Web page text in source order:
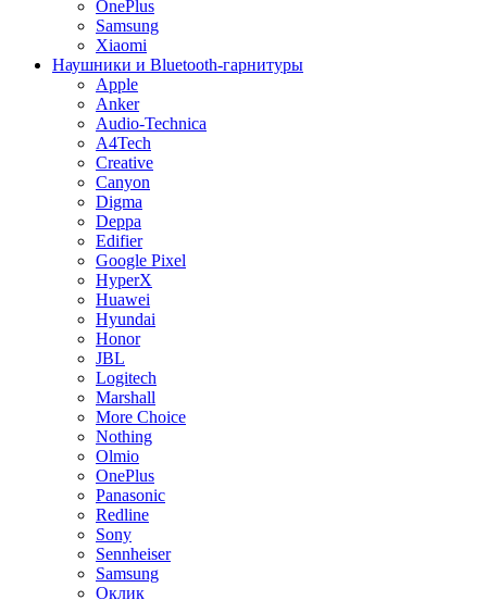
OnePlus
Samsung
Xiaomi
Наушники и Bluetooth-гарнитуры
Apple
Anker
Audio-Technica
A4Tech
Creative
Canyon
Digma
Deppa
Edifier
Google Pixel
HyperX
Huawei
Hyundai
Honor
JBL
Logitech
Marshall
More Choice
Nothing
Olmio
OnePlus
Panasonic
Redline
Sony
Sennheiser
Samsung
Оклик